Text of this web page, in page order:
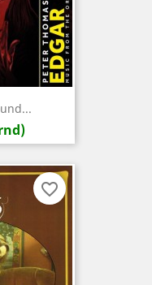
favorite_border